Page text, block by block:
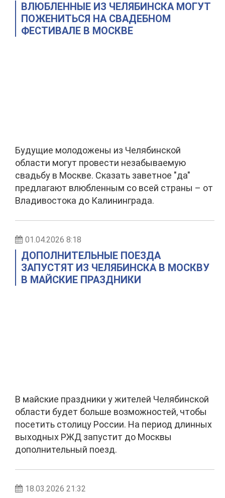
ВЛЮБЛЕННЫЕ ИЗ ЧЕЛЯБИНСКА МОГУТ
ПОЖЕНИТЬСЯ НА СВАДЕБНОМ
ФЕСТИВАЛЕ В МОСКВЕ
Будущие молодожены из Челябинской
области могут провести незабываемую
свадьбу в Москве. Сказать заветное "да"
предлагают влюбленным со всей страны – от
Владивостока до Калининграда.
01.04.2026 8:18
ДОПОЛНИТЕЛЬНЫЕ ПОЕЗДА
ЗАПУСТЯТ ИЗ ЧЕЛЯБИНСКА В МОСКВУ
В МАЙСКИЕ ПРАЗДНИКИ
В майские праздники у жителей Челябинской
области будет больше возможностей, чтобы
посетить столицу России. На период длинных
выходных РЖД запустит до Москвы
дополнительный поезд.
18.03.2026 21:32